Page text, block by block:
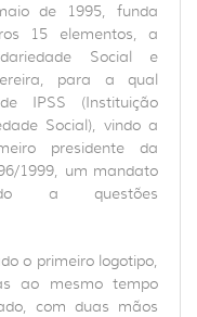
de 1995, funda
15 elementos, a
Social e
para a qual
IPSS (Instituição
Social), vindo a
presidente da
1999, um mandato
a questões
o primeiro logotipo,
ao mesmo tempo
com duas mãos